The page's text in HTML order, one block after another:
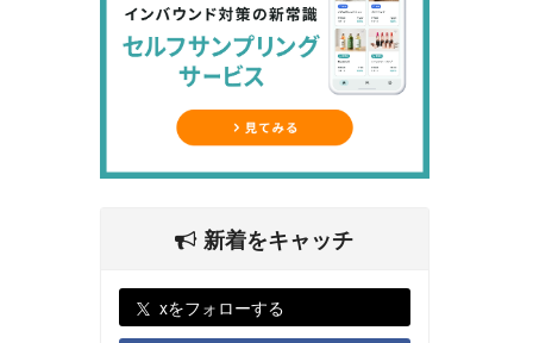
新着をキャッチ
xをフォローする